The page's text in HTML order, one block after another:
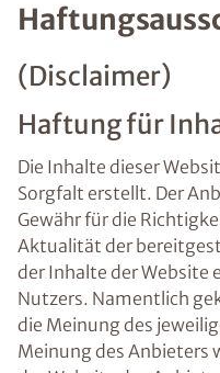
(Disclaimer)
Haftung für
Die Inhalte dieser
Sorgfalt erstellt. Der
Gewähr für die
Aktualität der
der Inhalte der Website
Nutzers. Namentlich
die Meinung des
Meinung des Anbieters